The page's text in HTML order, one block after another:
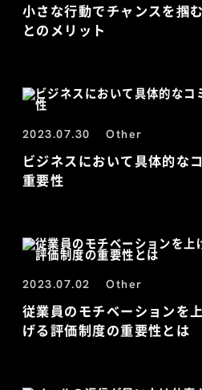
小さな行動でチャンスを掴
とのメリット
2023.07.30 Other
ビジネスにおいて具体的な
重要性
2023.07.02 Other
従業員のモチベーションを
げる評価制度の重要性とは